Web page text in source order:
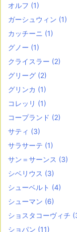
オルフ (1)
ガーシュウィン (1)
カッチーニ (1)
グノー (1)
クライスラー (2)
グリーグ (2)
グリンカ (1)
コレッリ (1)
コープランド (2)
サティ (3)
サラサーテ (1)
サン＝サーンス (3)
シベリウス (3)
シューベルト (4)
シューマン (6)
ショスタコーヴィチ
ショパン (11)